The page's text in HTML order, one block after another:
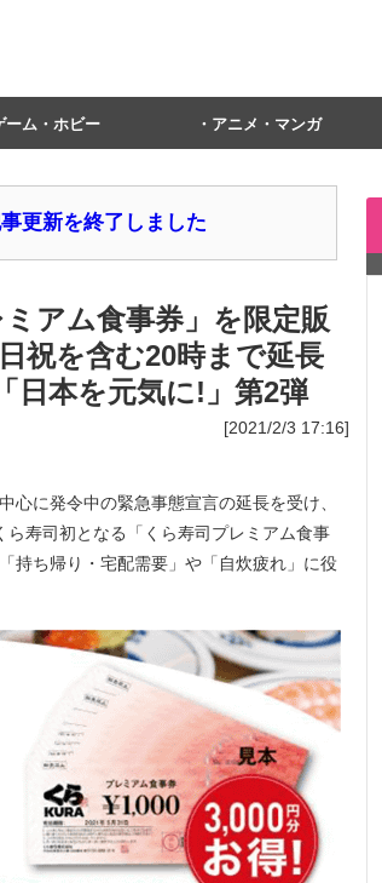
ーム・ホビー アニメ・マンガ
更新を終了しました
アム食事券」を限定販
祝を含む20時まで延長
日本を元気に!」第2弾
[2021/2/3 17:16]
に発令中の緊急事態宣言の延長を受け、
ら寿司初となる「くら寿司プレミアム食事
持ち帰り・宅配需要」や「自炊疲れ」に役